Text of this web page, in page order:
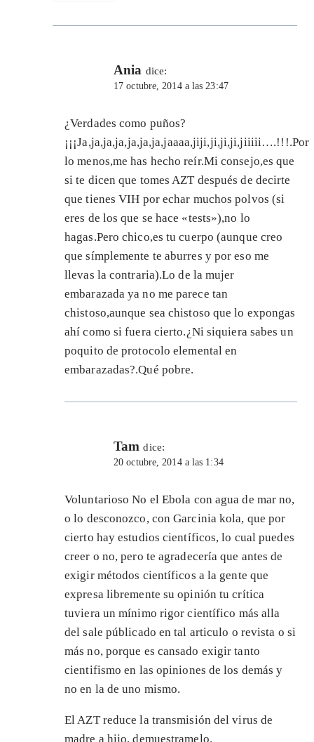
Ania dice:
17 octubre, 2014 a las 23:47
¿Verdades como puños?
¡¡¡Ja,ja,ja,ja,ja,ja,ja,jaaaa,jiji,ji,ji,ji,jiiiii….!!!.Por
lo menos,me has hecho reír.Mi consejo,es que
si te dicen que tomes AZT después de decirte
que tienes VIH por echar muchos polvos (si
eres de los que se hace «tests»),no lo
hagas.Pero chico,es tu cuerpo (aunque creo
que símplemente te aburres y por eso me
llevas la contraria).Lo de la mujer
embarazada ya no me parece tan
chistoso,aunque sea chistoso que lo expongas
ahí como si fuera cierto.¿Ni siquiera sabes un
poquito de protocolo elemental en
embarazadas?.Qué pobre.
Tam dice:
20 octubre, 2014 a las 1:34
Voluntarioso No el Ebola con agua de mar no,
o lo desconozco, con Garcinia kola, que por
cierto hay estudios científicos, lo cual puedes
creer o no, pero te agradecería que antes de
exigir métodos científicos a la gente que
expresa libremente su opinión tu crítica
tuviera un mínimo rigor científico más alla
del sale públicado en tal articulo o revista o si
más no, porque es cansado exigir tanto
cientifismo en las opiniones de los demás y
no en la de uno mismo.
El AZT reduce la transmisión del virus de
madre a hijo, demuestramelo.